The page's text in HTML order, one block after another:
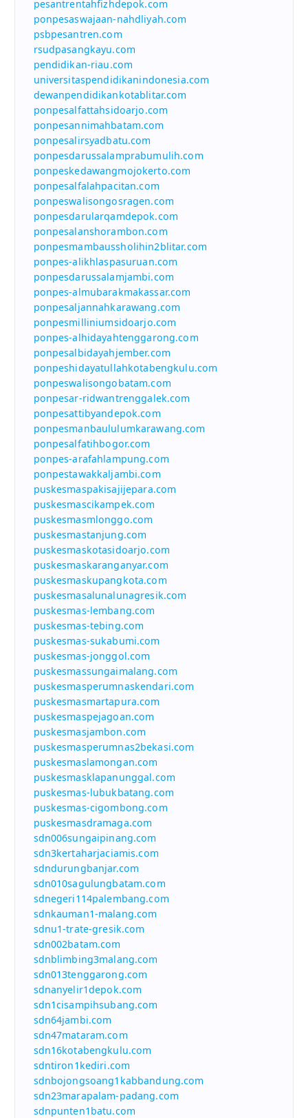
pesantrentahfizhdepok.com
ponpesaswajaan-nahdliyah.com
psbpesantren.com
rsudpasangkayu.com
pendidikan-riau.com
universitaspendidikanindonesia.com
dewanpendidikankotablitar.com
ponpesalfattahsidoarjo.com
ponpesannimahbatam.com
ponpesalirsyadbatu.com
ponpesdarussalamprabumulih.com
ponpeskedawangmojokerto.com
ponpesalfalahpacitan.com
ponpeswalisongosragen.com
ponpesdarularqamdepok.com
ponpesalanshorambon.com
ponpesmambaussholihin2blitar.com
ponpes-alikhlaspasuruan.com
ponpesdarussalamjambi.com
ponpes-almubarakmakassar.com
ponpesaljannahkarawang.com
ponpesmilliniumsidoarjo.com
ponpes-alhidayahtenggarong.com
ponpesalbidayahjember.com
ponpeshidayatullahkotabengkulu.com
ponpeswalisongobatam.com
ponpesar-ridwantrenggalek.com
ponpesattibyandepok.com
ponpesmanbaululumkarawang.com
ponpesalfatihbogor.com
ponpes-arafahlampung.com
ponpestawakkaljambi.com
puskesmaspakisajijepara.com
puskesmascikampek.com
puskesmasmlonggo.com
puskesmastanjung.com
puskesmaskotasidoarjo.com
puskesmaskaranganyar.com
puskesmaskupangkota.com
puskesmasalunalunagresik.com
puskesmas-lembang.com
puskesmas-tebing.com
puskesmas-sukabumi.com
puskesmas-jonggol.com
puskesmassungaimalang.com
puskesmasperumnaskendari.com
puskesmasmartapura.com
puskesmaspejagoan.com
puskesmasjambon.com
puskesmasperumnas2bekasi.com
puskesmaslamongan.com
puskesmasklapanunggal.com
puskesmas-lubukbatang.com
puskesmas-cigombong.com
puskesmasdramaga.com
sdn006sungaipinang.com
sdn3kertaharjaciamis.com
sdndurungbanjar.com
sdn010sagulungbatam.com
sdnegeri114palembang.com
sdnkauman1-malang.com
sdnu1-trate-gresik.com
sdn002batam.com
sdnblimbing3malang.com
sdn013tenggarong.com
sdnanyelir1depok.com
sdn1cisampihsubang.com
sdn64jambi.com
sdn47mataram.com
sdn16kotabengkulu.com
sdntiron1kediri.com
sdnbojongsoang1kabbandung.com
sdn23marapalam-padang.com
sdnpunten1batu.com